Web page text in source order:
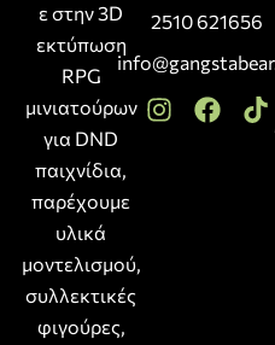
ε στην 3D
εκτύπωση
RPG
μινιατούρων
για DND
παιχνίδια,
παρέχουμε
υλικά
μοντελισμού,
συλλεκτικές
φιγούρες,
2510 621656